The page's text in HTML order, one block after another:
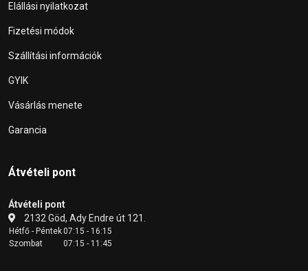
Elállási nyilatkozat
Fizetési módok
Szállítási információk
GYIK
Vásárlás menete
Garancia
Átvételi pont
Átvételi pont
2132 Göd, Ady Endre út 121.
Hétfő - Péntek07:15 - 16:15
Szombat
07:15 - 11:45